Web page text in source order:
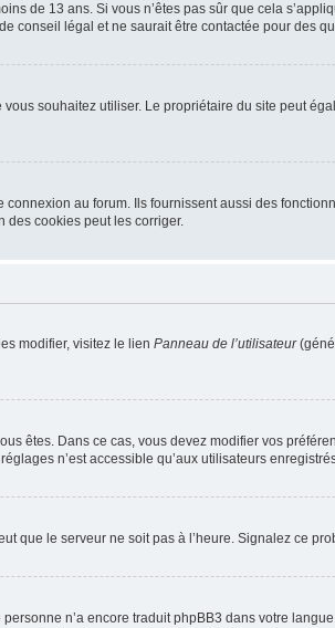
de 13 ans. Si vous n’êtes pas sûr que cela
conseil légal et ne saurait être contactée pour des
souhaitez utiliser. Le propriétaire du site peut
au forum. Ils fournissent aussi des
des cookies peut les corriger.
modifier, visitez le lien Panneau de l’utilisateur
êtes. Dans ce cas, vous devez modifier vos
n’est accessible qu’aux utilisateurs
que le serveur ne soit pas à l’heure. Signalez ce
n’a encore traduit phpBB3 dans votre